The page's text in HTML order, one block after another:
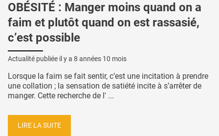
OBÉSITÉ : Manger moins quand on a
faim et plutôt quand on est rassasié,
c’est possible
Actualité publiée il y a 8 années 10 mois
Lorsque la faim se fait sentir, c’est une incitation à prendre
une collation ; la sensation de satiété incite à s’arrêter de
manger. Cette recherche de l' ...
LIRE LA SUITE